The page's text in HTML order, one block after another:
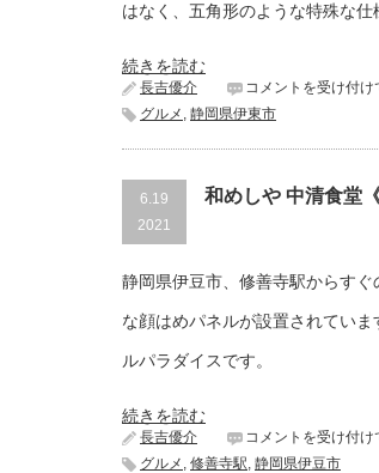
伊
は
はなく、五角形のような特殊な仕
続きを読む
長吉優介
海
女
小
海
上
県
伊
東
市》
は
コメントを受け付け
グルメ , 静岡県伊東市
6.19
2021
和めしや 中清食堂
静岡県伊豆市、修善寺駅からす
な顔はめパネルが設置されてい
ルパラダイスです。
続きを読む
長吉優介
和
め
コメントを受け付け
グルメ , 修善寺駅, 静岡県伊豆市